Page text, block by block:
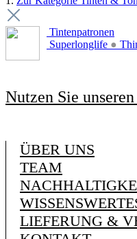
Tintenpatronen
Superlonglife ●
Nutzen Sie
ÜBER UNS
TEAM
LIEFERUNG &